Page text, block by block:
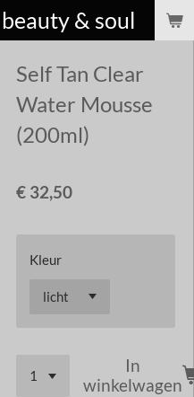
& soul
Self Tan Clear
Water Mousse
(200ml)
€ 32,50
Kleur
In
winkelwagen